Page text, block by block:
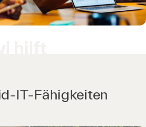
IT-Fähigkeiten